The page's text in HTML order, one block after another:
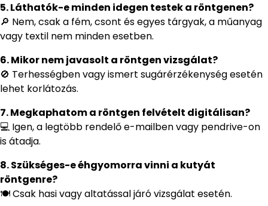
5. Láthatók-e minden idegen testek a röntgenen?
🔎 Nem, csak a fém, csont és egyes tárgyak, a műanyag
vagy textil nem minden esetben.
6. Mikor nem javasolt a röntgen vizsgálat?
🚫 Terhességben vagy ismert sugárérzékenység esetén
lehet korlátozás.
7. Megkaphatom a röntgen felvételt digitálisan?
💻 Igen, a legtöbb rendelő e-mailben vagy pendrive-on
is átadja.
8. Szükséges-e éhgyomorra vinni a kutyát
röntgenre?
🍽 Csak hasi vagy altatással járó vizsgálat esetén.